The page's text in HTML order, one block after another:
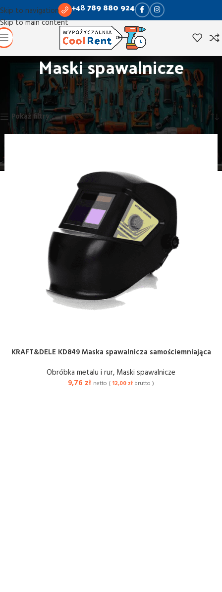
Skip to navigation
Skip to main content
+48789 880 924
Maski spawalnicze
Strona główna Obróbka metalu i rur Maski spawalnicze
Wyświetlanie jednego wyniku
Pokaż filtry
KRAFT&DELE KD849 Maska spawalnicza samościemniająca
Obróbka metalu i rur, Maski spawalnicze
9,76 zł netto ( 12,00 zł brutto )